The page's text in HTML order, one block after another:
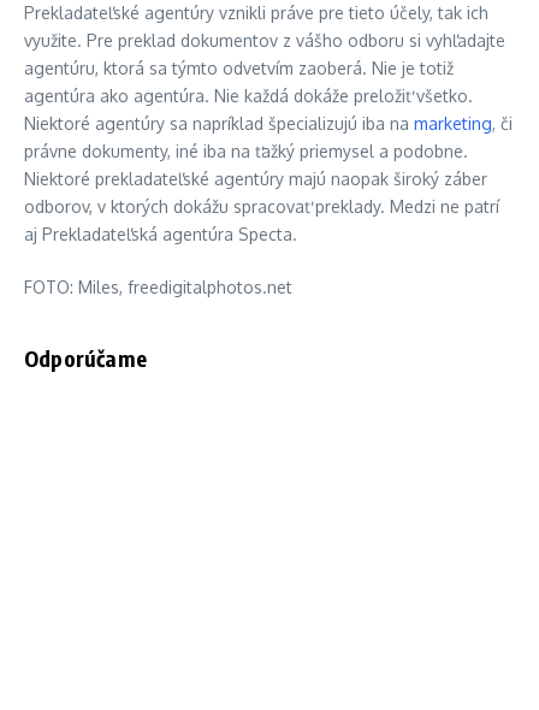
Prekladateľské agentúry vznikli práve pre tieto účely, tak ich
využite. Pre preklad dokumentov z vášho odboru si vyhľadajte
agentúru, ktorá sa týmto odvetvím zaoberá. Nie je totiž
agentúra ako agentúra. Nie každá dokáže preložiť všetko.
Niektoré agentúry sa napríklad špecializujú iba na marketing, či
právne dokumenty, iné iba na ťažký priemysel a podobne.
Niektoré prekladateľské agentúry majú naopak široký záber
odborov, v ktorých dokážu spracovať preklady. Medzi ne patrí
aj Prekladateľská agentúra Specta.
FOTO: Miles, freedigitalphotos.net
Odporúčame